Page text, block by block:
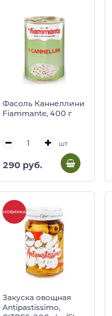
Фасоль Каннеллини
Fiammante, 400 г
шт
290 руб.
НОВИНКА
Закуска овощная
Antipastissimo,